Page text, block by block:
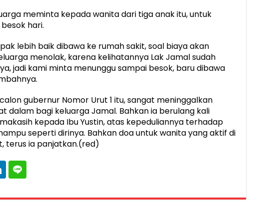
meminta kepada wanita dari tiga anak itu, untuk
hari.
lebih baik dibawa ke rumah sakit, soal biaya akan
menolak, karena kelihatannya Lak Jamal sudah
jadi kami minta menunggu sampai besok, baru dibawa
gubernur Nomor Urut 1 itu, sangat meninggalkan
dalam bagi keluarga Jamal. Bahkan ia berulang kali
kepada Ibu Yustin, atas kepeduliannya terhadap
seperti dirinya. Bahkan doa untuk wanita yang aktif di
terus ia panjatkan.(red)